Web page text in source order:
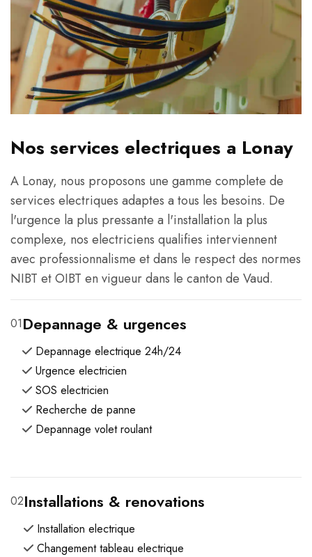
Nos services electriques a Lonay
A Lonay, nous proposons une gamme complete de
services electriques adaptes a tous les besoins. De
l'urgence la plus pressante a l'installation la plus
complexe, nos electriciens qualifies interviennent
avec professionnalisme et dans le respect des normes
NIBT et OIBT en vigueur dans le canton de Vaud.
01Depannage & urgences
Depannage electrique 24h/24
Urgence electricien
SOS electricien
Recherche de panne
Depannage volet roulant
02Installations & renovations
Installation electrique
Changement tableau electrique